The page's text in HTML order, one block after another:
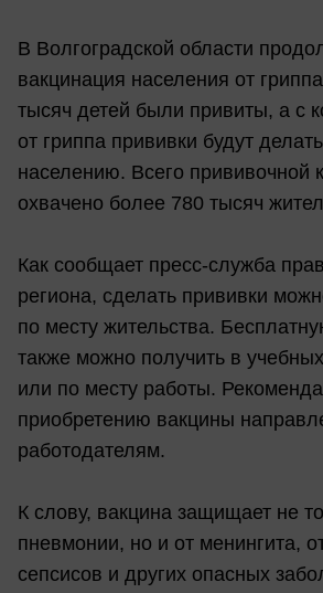
В Волгоградской области
вакцинация населения от
тысяч детей были привиты, а с
от гриппа прививки будут
населению. Всего прививочной
охвачено более 780 тысяч
Как сообщает пресс-служба
региона, сделать прививки
по месту жительства.
также можно получить в
или по месту работы.
приобретению вакцины
работодателям.
К слову, вакцина защищает не
пневмонии, но и от менингита,
сепсисов и других опасных